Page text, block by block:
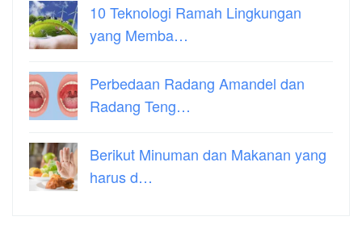
10 Teknologi Ramah Lingkungan
yang Memba…
Perbedaan Radang Amandel dan
Radang Teng…
Berikut Minuman dan Makanan yang
harus d…